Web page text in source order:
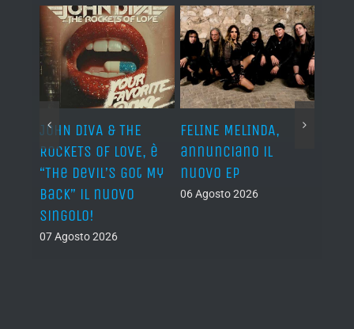
JOHN DIVA & THE
ROCKETS OF LOVE, è
“The Devil’s Got My
Back” il nuovo
singolo!
07 Agosto 2026
FELINE MELINDA,
annunciano il
nuovo EP
06 Agosto 2026